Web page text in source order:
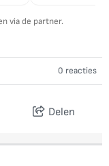
via de partner.
0 reacties
Delen